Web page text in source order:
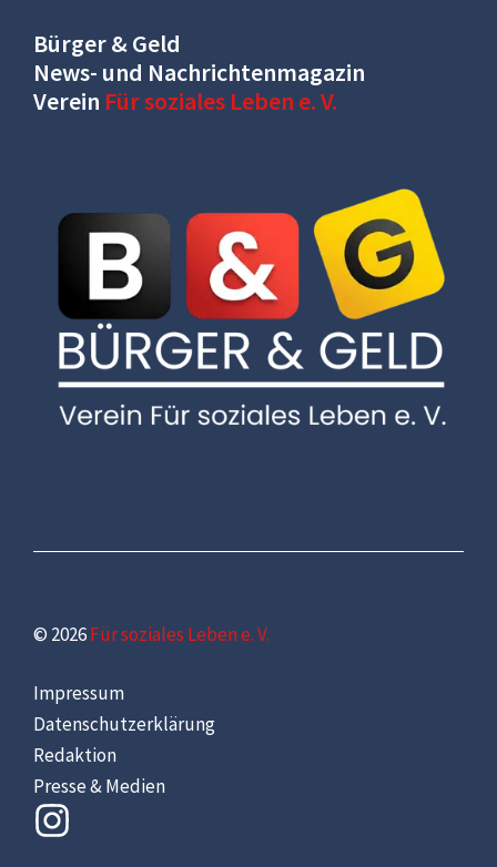
Bürger & Geld
News- und Nachrichtenmagazin
Verein Für soziales Leben e. V.
© 2026Für soziales Leben e. V.
Impressum
Datenschutzerklärung
Redaktion
Presse & Medien